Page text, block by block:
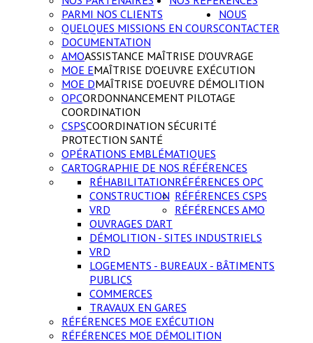
PARMI NOS CLIENTS
QUELQUES MISSIONS EN COURS
DOCUMENTATION
AMOASSISTANCE MAÎTRISE D'OUVRAGE
MOE EMAÎTRISE D'OEUVRE EXÉCUTION
MOE DMAÎTRISE D'OEUVRE DÉMOLITION
OPCORDONNANCEMENT PILOTAGE
COORDINATION
CSPSCOORDINATION SÉCURITÉ
PROTECTION SANTÉ
OPÉRATIONS EMBLÉMATIQUES
CARTOGRAPHIE DE NOS RÉFÉRENCES
RÉFÉRENCES OPC
RÉHABILITATION
CONSTRUCTION
VRD
RÉFÉRENCES CSPS
OUVRAGES D'ART
DÉMOLITION - SITES INDUSTRIELS
VRD
LOGEMENTS - BUREAUX - BÂTIMENTS
PUBLICS
COMMERCES
TRAVAUX EN GARES
RÉFÉRENCES AMO
RÉFÉRENCES MOE EXÉCUTION
RÉFÉRENCES MOE DÉMOLITION
NOUS
CONTACTER